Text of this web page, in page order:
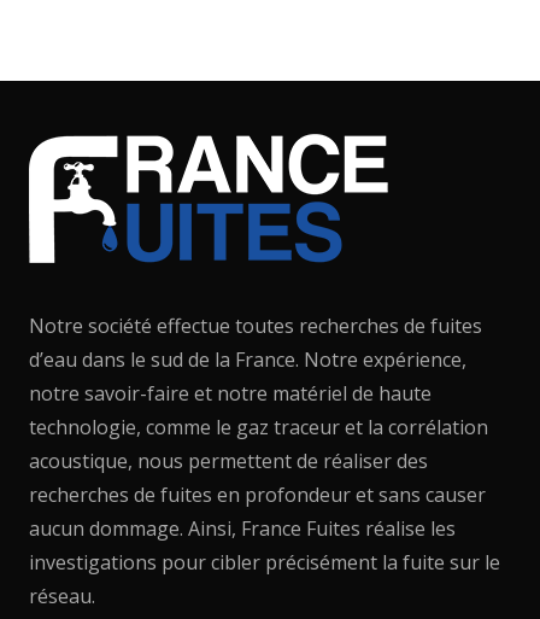
Notre société effectue toutes recherches de fuites
d’eau dans le sud de la France. Notre expérience,
notre savoir-faire et notre matériel de haute
technologie, comme le gaz traceur et la corrélation
acoustique, nous permettent de réaliser des
recherches de fuites en profondeur et sans causer
aucun dommage. Ainsi, France Fuites réalise les
investigations pour cibler précisément la fuite sur le
réseau.